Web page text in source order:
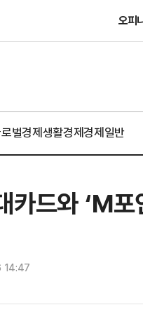
오피
벌경제생활경제경제일반
카드와 ‘M
14:47